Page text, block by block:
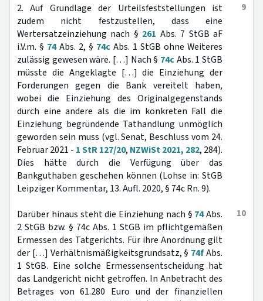
9
2. Auf Grundlage der Urteilsfeststellungen ist
zudem nicht festzustellen, dass eine
Wertersatzeinziehung nach § 261 Abs. 7 StGB aF
i.V.m. § 74Abs. 2, § 74c Abs. 1 StGB ohne Weiteres
zulässig gewesen wäre. […] Nach § 74cAbs. 1 StGB
müsste die Angeklagte […] die Einziehung der
Forderungen gegen die Bank vereitelt haben,
wobei die Einziehung des Originalgegenstands
durch eine andere als die im konkreten Fall die
Einziehung begründende Tathandlung unmöglich
geworden sein muss (vgl. Senat, Beschluss vom 24.
Februar 2021 - 1 StR 127/20, NZWiSt 2021, 282, 284).
Dies hätte durch die Verfügung über das
Bankguthaben geschehen können (Lohse in: StGB
Leipziger Kommentar, 13. Aufl. 2020, § 74c Rn. 9).
10
Darüber hinaus steht die Einziehung nach § 74Abs.
2 StGB bzw. § 74c Abs. 1 StGB im pflichtgemäßen
Ermessen des Tatgerichts. Für ihre Anordnung gilt
der […] Verhältnismäßigkeitsgrundsatz, § 74fAbs.
1 StGB. Eine solche Ermessensentscheidung hat
das Landgericht nicht getroffen. In Anbetracht des
Betrages von 61.280 Euro und der finanziellen